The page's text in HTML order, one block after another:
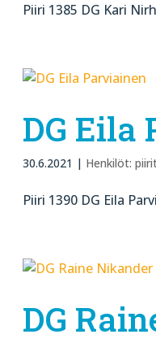
Piiri 1385 DG Kari
DG Eila
30.6.2021 | Henkilöt:
Piiri 1390 DG Eila
DG